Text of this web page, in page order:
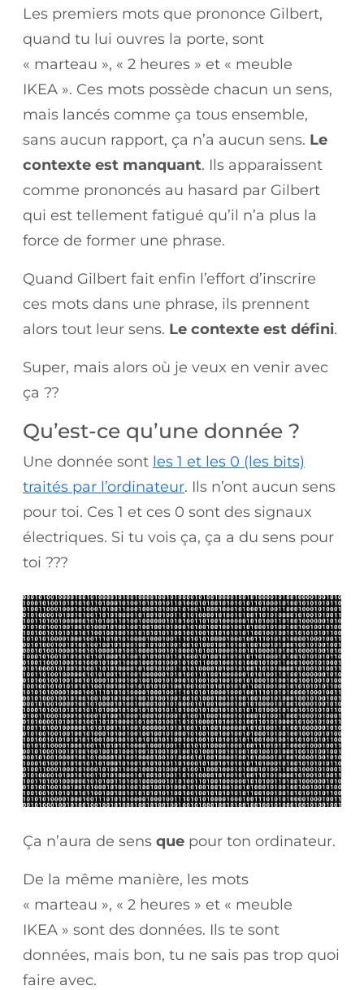
Les premiers mots que prononce Gilbert,
quand tu lui ouvres la porte, sont
« marteau », « 2 heures » et « meuble
IKEA ». Ces mots possède chacun un sens,
mais lancés comme ça tous ensemble,
sans aucun rapport, ça n’a aucun sens. Le
contexte est manquant. Ils apparaissent
comme prononcés au hasard par Gilbert
qui est tellement fatigué qu’il n’a plus la
force de former une phrase.
Quand Gilbert fait enfin l’effort d’inscrire
ces mots dans une phrase, ils prennent
alors tout leur sens. Le contexte est défini.
Super, mais alors où je veux en venir avec
ça ??
Qu’est-ce qu’une donnée ?
Une donnée sont les 1 et les 0 (les bits)
traités par l’ordinateur. Ils n’ont aucun sens
pour toi. Ces 1 et ces 0 sont des signaux
électriques. Si tu vois ça, ça a du sens pour
toi ???
Ça n’aura de sens que pour ton ordinateur.
De la même manière, les mots
« marteau », « 2 heures » et « meuble
IKEA » sont des données. Ils te sont
données, mais bon, tu ne sais pas trop quoi
faire avec.